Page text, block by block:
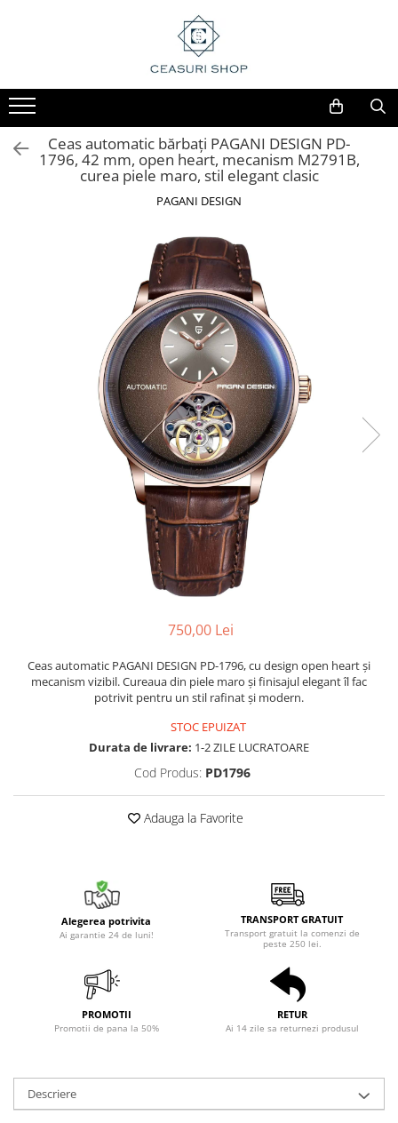
Ceas automatic bărbați PAGANI DESIGN PD-
1796, 42 mm, open heart, mecanism M2791B,
curea piele maro, stil elegant clasic
PAGANI DESIGN
750,00 Lei
Ceas automatic PAGANI DESIGN PD-1796, cu design open heart și
mecanism vizibil. Cureaua din piele maro și finisajul elegant îl fac
potrivit pentru un stil rafinat și modern.
STOC EPUIZAT
Durata de livrare: 1-2 ZILE LUCRATOARE
Cod Produs: PD1796
Adauga la Favorite
Alegerea potrivita
Ai garantie 24 de luni!
TRANSPORT GRATUIT
Transport gratuit la comenzi de
peste 250 lei.
PROMOTII
Promotii de pana la 50%
RETUR
Ai 14 zile sa returnezi produsul
Descriere